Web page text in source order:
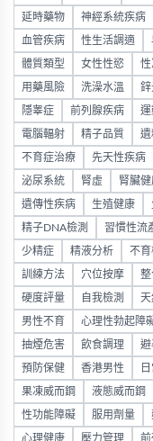
延時藥物 神經系統疾病
血管疾病 性生活調適
體質類型 女性性慾 性
用藥風險 洗澡水溫 鋅
隱睾症 前列腺疾病 運
電腦輻射 精子品質 遺
不育症治療 先天性疾病
泌尿系統 腎虛 腎臟健
遺傳性疾病 生殖健康
精子DNA檢測 習慣性流
少精症 精液分析 不育
訓練方法 穴位按摩 整
硬度評量 自我檢測 天
男性不育 心理性勃起障
抽煙危害 飲食調理 避
預防保健 香港男性
果凍威而鋼 液態威而鋼
性功能障礙 服用劑量
心理健康 壓力管理 前